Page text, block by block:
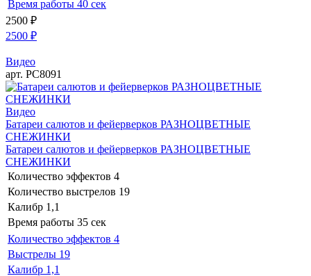
Время работы 40 сек
2500 ₽
2500 ₽
Видео
арт. РС8091
Видео
Батареи салютов и фейерверков РАЗНОЦВЕТНЫЕ
СНЕЖИНКИ
Батареи салютов и фейерверков РАЗНОЦВЕТНЫЕ
СНЕЖИНКИ
Количество эффектов 4
Количество выстрелов 19
Калибр 1,1
Время работы 35 сек
Количество эффектов 4
Выстрелы 19
Калибр 1,1